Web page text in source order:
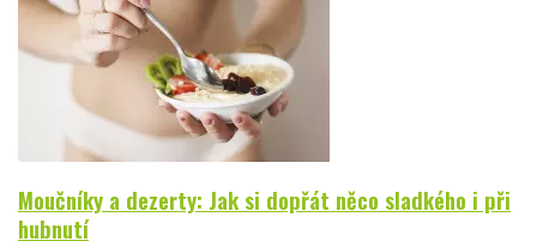
Moučníky a dezerty: Jak si dopřát něco sladkého i při
hubnutí